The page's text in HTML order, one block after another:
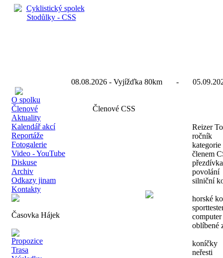
08.08.2026 - Vyjížďka 80km -
O spolku
Členové
Aktuality
Kalendář akcí
Reportáže
Fotogalerie
Video - YouTube
Diskuse
Archiv
Odkazy jinam
Kontakty
Časovka Hájek
Propozice
Trasa
Členové CSS
Reizer
ročník
kategorie
členem
přezdívka
povolání
silniční
horské
computer
oblíbené
koníčky
neřesti